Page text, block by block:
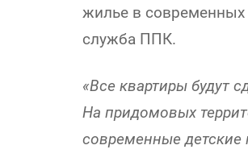
жилье в современных
служба ППК.
«Все квартиры будут
На придомовых
современные детские